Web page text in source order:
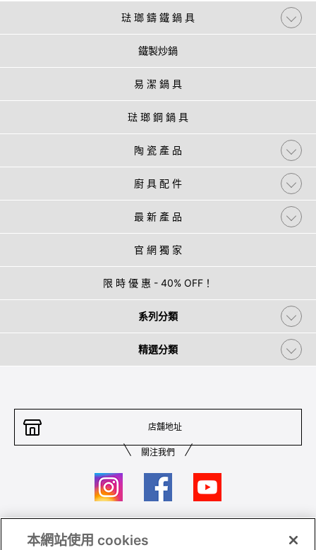
琺 瑯 鑄 鐵 鍋 具
鐵製炒鍋
易 潔 鍋 具
琺 瑯 鋼 鍋 具
陶 瓷 產 品
廚 具 配 件
最 新 產 品
官 網 獨 家
限 時 優 惠 - 40% OFF！
系列分類
精選分類
店舖地址
關注我們
聯絡我們
本網站使用 cookies